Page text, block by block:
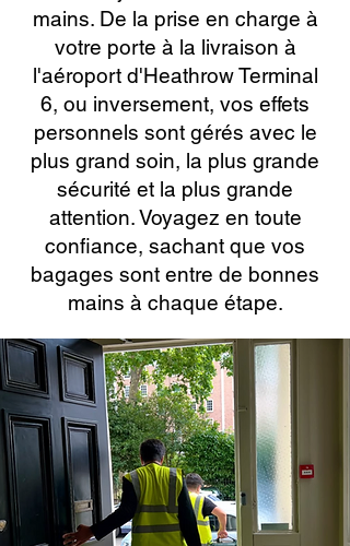
mains. De la prise en charge à
votre porte à la livraison à
l'aéroport d'Heathrow Terminal
6, ou inversement, vos effets
personnels sont gérés avec le
plus grand soin, la plus grande
sécurité et la plus grande
attention. Voyagez en toute
confiance, sachant que vos
bagages sont entre de bonnes
mains à chaque étape.